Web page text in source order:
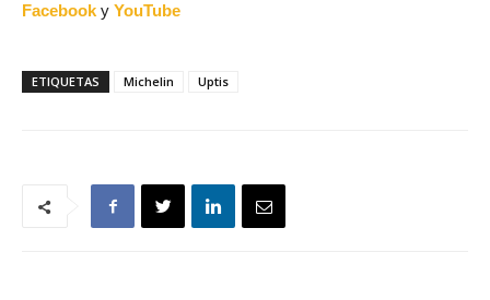
Facebooky YouTube
ETIQUETAS Michelin Uptis